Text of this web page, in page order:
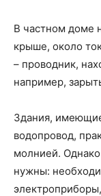
В частном доме
крыше, около
– проводник,
например,
Здания,
водопровод,
молнией.
нужны: